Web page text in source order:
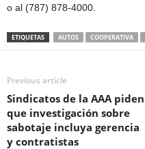
o al (787) 878-4000.
ETIQUETAS AUTOS COOPERATIVA
Previous article
Sindicatos de la AAA piden
que investigación sobre
sabotaje incluya gerencia
y contratistas